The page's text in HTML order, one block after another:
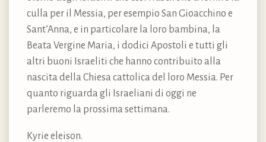
culla per il Messia, per esempio San Gioacchino e
Sant’Anna, e in particolare la loro bambina, la
Beata Vergine Maria, i dodici Apostoli e tutti gli
altri buoni Israeliti che hanno contribuito alla
nascita della Chiesa cattolica del loro Messia. Per
quanto riguarda gli Israeliani di oggi ne
parleremo la prossima settimana.
Kyrie eleison.